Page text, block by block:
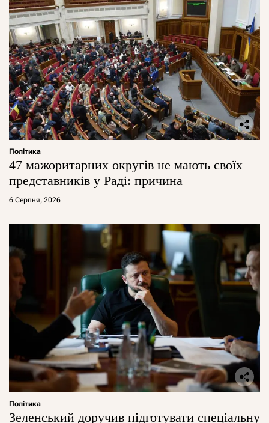
Політика
47 мажоритарних округів не мають своїх
представників у Раді: причина
6 Серпня, 2026
Політика
Зеленський доручив підготувати спеціальну